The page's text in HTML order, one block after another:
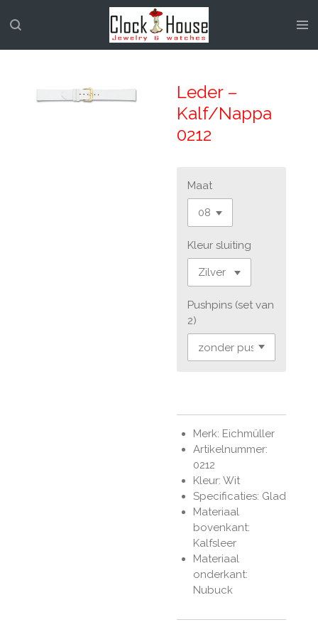
direct
Leder –
Kalf/Nappa
0212
Maat
Kleur sluiting
Pushpins (set van
2)
Merk: Eichmüller
Artikelnummer:
0212
Kleur: Wit
Specificaties: Glad
Materiaal
bovenkant:
Kalfsleer
Materiaal
onderkant:
Nubuck